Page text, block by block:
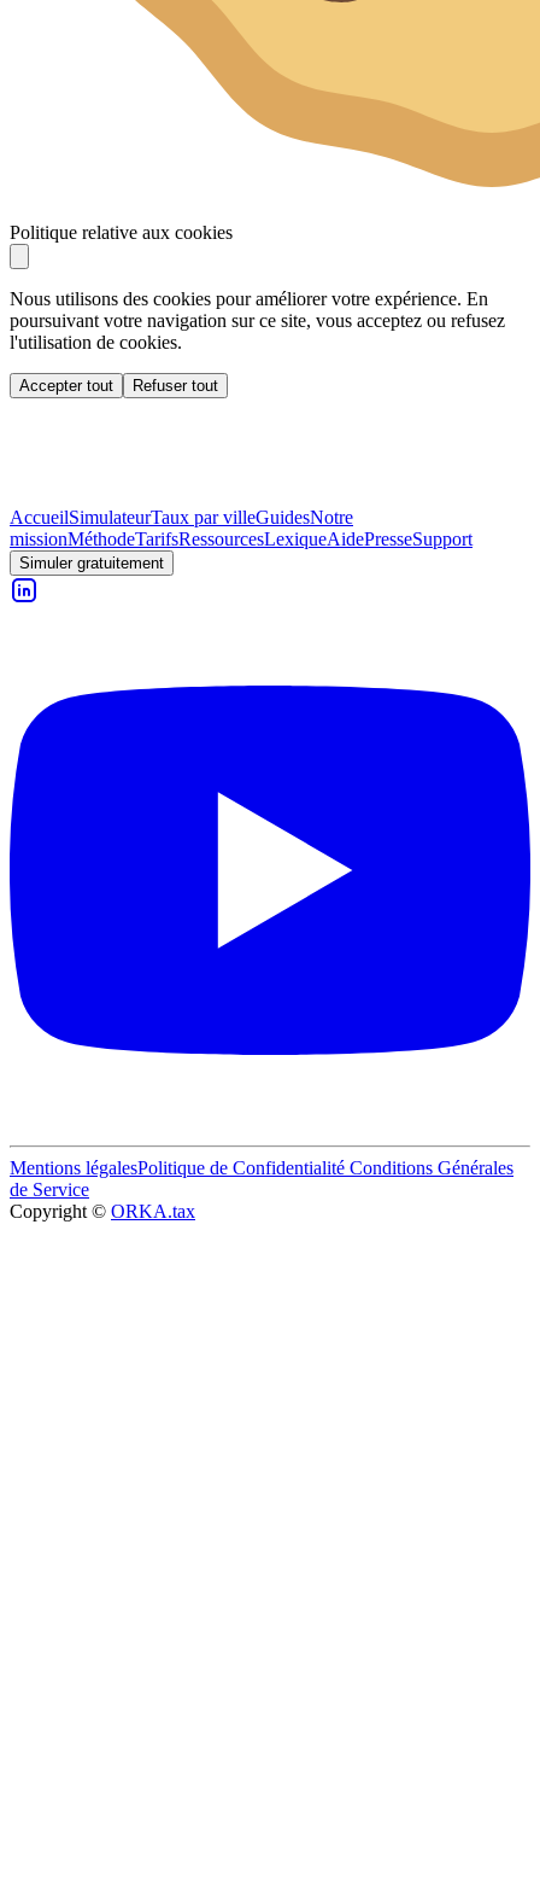
Politique relative aux cookies
Nous utilisons des cookies pour améliorer votre expérience. En
poursuivant votre navigation sur ce site, vous acceptez ou refusez
l'utilisation de cookies.
Accepter tout Refuser tout
AccueilSimulateurTaux par villeGuidesNotre
missionMéthodeTarifsRessourcesLexiqueAidePresseSupport
Simuler gratuitement
Mentions légalesPolitique de Confidentialité Conditions Générales
de Service
Copyright © ORKA.tax